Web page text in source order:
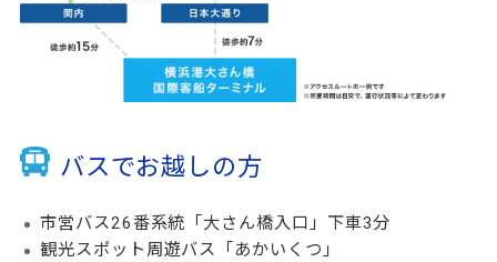
バスでお越しの方
市営バス26番系統「大さん橋入口」下車3分
観光スポット周遊バス「あかいくつ」